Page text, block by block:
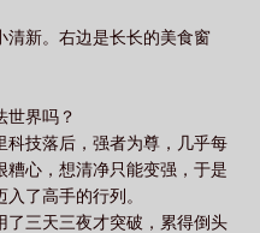
反骨讲的什么
番外 咸鱼一身反骨txt无删减 咸
反骨番外TXT 咸鱼一身反骨by
“宿主……”星时：“是炸酱面的
“啊啊啊炸酱面！”系统：“你
谁都别想拦着我吃炸酱面！”
。”星时站着没动。片刻后，
时间流速和我们不一样？”系
“你没事？”星时：“哦，这意思
“那我去买炸酱面了，拜拜~”
会没事？！”
清新。右边是长长的美食窗
世界吗？
科技落后，强者为尊，几乎每
心，想清净只能变强，于是
了高手的行列。
了三天三夜才突破，累得倒头